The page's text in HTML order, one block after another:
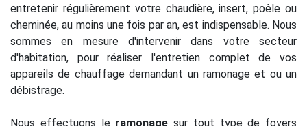
entretenir régulièrement votre chaudière, insert, poêle ou
cheminée, au moins une fois par an, est indispensable. Nous
sommes en mesure d'intervenir dans votre secteur
d'habitation, pour réaliser l'entretien complet de vos
appareils de chauffage demandant un ramonage et ou un
débistrage.
Nous effectuons le ramonage sur tout type de foyers